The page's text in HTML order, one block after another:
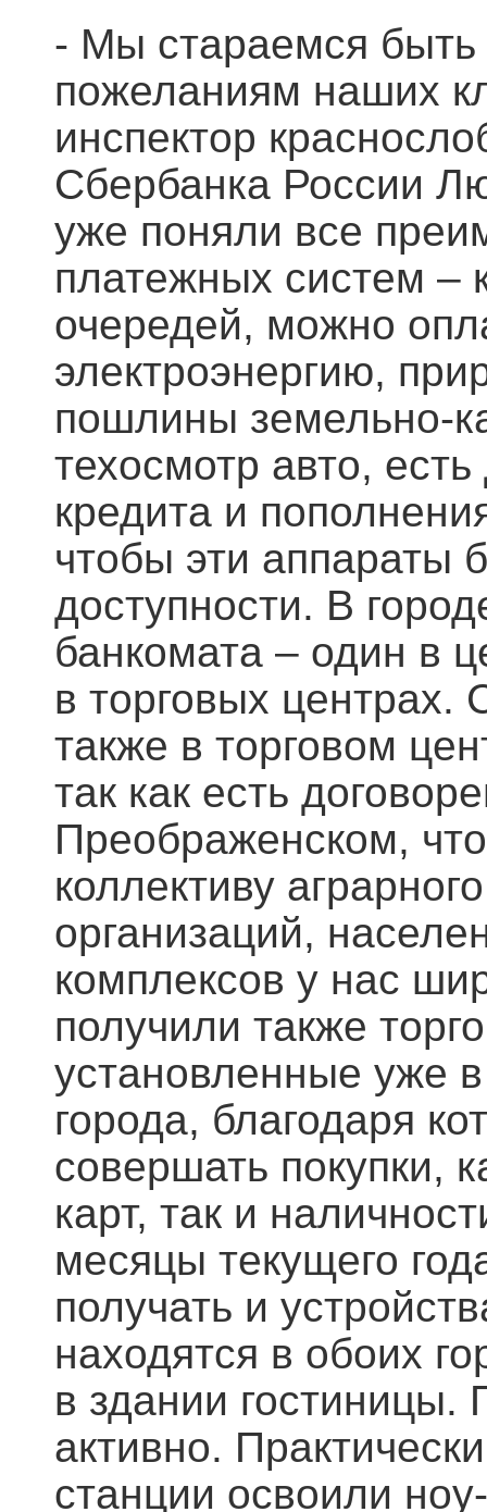
- Мы стараемся быть
пожеланиям наших
инспектор
Сбербанка России
уже поняли все
платежных систем –
очередей, можно
электроэнергию,
пошлины земельно-
техосмотр авто,
кредита и
чтобы эти аппараты
доступности. В
банкомата – один в
в торговых центрах.
также в торговом
так как есть
Преображенском,
коллективу
организаций,
комплексов у нас
получили также
установленные уже
города, благодаря
совершать покупки,
карт, так и
месяцы текущего
получать и
находятся в обоих
в здании
активно.
станции освоили